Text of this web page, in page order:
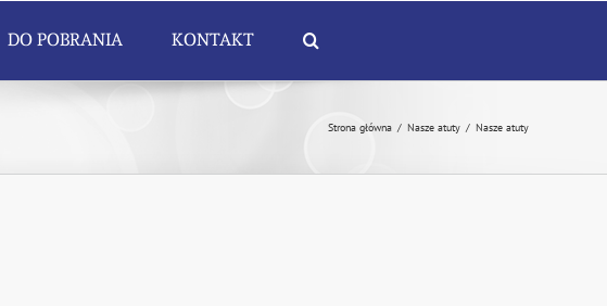
DO POBRANIA KONTAKT
Strona główna / Nasze atuty / Nasze atuty